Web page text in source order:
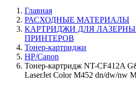
Главная
РАСХОДНЫЕ МАТЕРИАЛЫ
КАРТРИДЖИ ДЛЯ
ПРИНТЕРОВ
Тонер-картриджи
HP/Canon
Тонер-картридж NT-CF412A
LaserJet Color M452 dn/dw/nw